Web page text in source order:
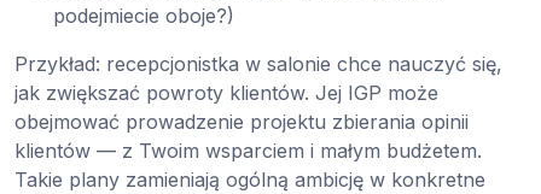
podejmiecie oboje?)
Przykład: recepcjonistka w salonie chce nauczyć się,
jak zwiększać powroty klientów. Jej IGP może
obejmować prowadzenie projektu zbierania opinii
klientów — z Twoim wsparciem i małym budżetem.
Takie plany zamieniają ogólną ambicję w konkretne